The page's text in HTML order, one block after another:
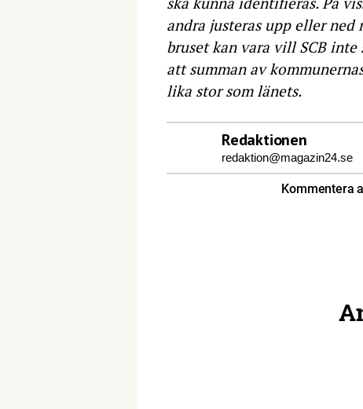
andra justeras upp eller
bruset kan vara vill SCB
att summan av
lika stor som länets.
Redaktionen
redaktion@magazin24.se
Kommentera